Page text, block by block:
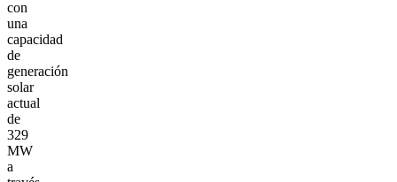
con
una
capacidad
de
generación
solar
actual
de
329
MW
a